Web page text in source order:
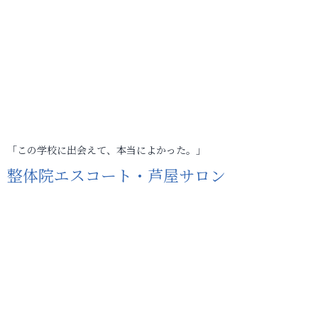
「この学校に出会えて、本当によかった。」
整体院エスコート・芦屋サロン